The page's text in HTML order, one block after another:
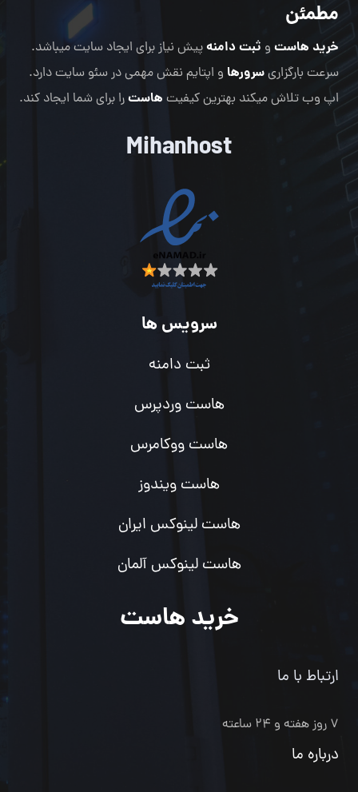
مطمئن
خرید هاست و ثبت دامنهپیش نیاز برای ایجاد سایت میباشد.
سرعت بارگزاریسرورها و اپتایم نقش مهمی در سئو سایت دارد.
اپ وب تلاش میکند بهترین کیفیت هاسترا برای شما ایجاد کند.
Mihanhost
سرویس ها
ثبت دامنه
هاست وردپرس
هاست ووکامرس
هاست ویندوز
هاست لینوکس ایران
هاست لینوکس آلمان
خرید هاست
ارتباط با ما
۷ روز هفته و ۲۴ ساعته
درباره ما